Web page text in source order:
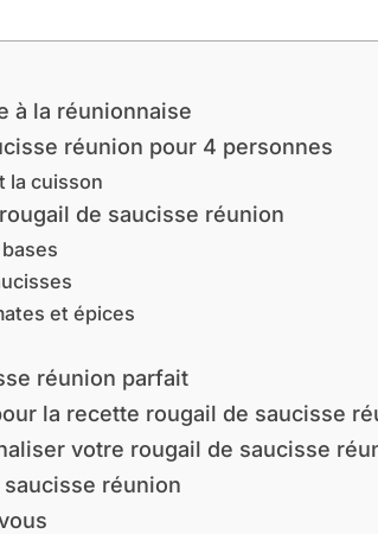
à la réunionnaise
réunion pour 4 personnes
la cuisson
de saucisse réunion
et épices
réunion parfait
la recette rougail de saucisse
votre rougail de saucisse
réunion